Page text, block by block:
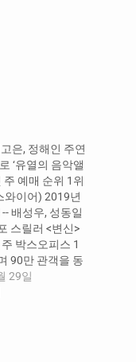
은, 정해인 주연
‘유열의 음악앨
주 예매 순위 1위
와이어) 2019년
배성우, 성동일
스릴러 <변신>
박스오피스 1
90만 관객을 동
를 차지한 드웨
슨 스타뎀 주연
29일